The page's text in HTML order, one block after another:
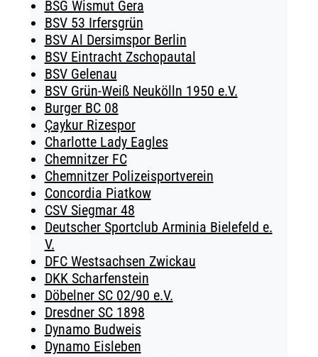
BSG Wismut Gera
BSV 53 Irfersgrün
BSV Al Dersimspor Berlin
BSV Eintracht Zschopautal
BSV Gelenau
BSV Grün-Weiß Neukölln 1950 e.V.
Burger BC 08
Çaykur Rizespor
Charlotte Lady Eagles
Chemnitzer FC
Chemnitzer Polizeisportverein
Concordia Piatkow
CSV Siegmar 48
Deutscher Sportclub Arminia Bielefeld e.
V.
DFC Westsachsen Zwickau
DKK Scharfenstein
Döbelner SC 02/90 e.V.
Dresdner SC 1898
Dynamo Budweis
Dynamo Eisleben